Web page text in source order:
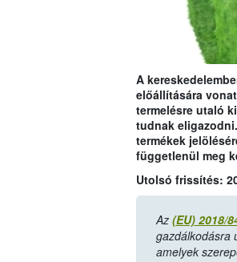
A
előállítására
termelésre utaló
tudnak
termékek
függetlenül meg
Utolsó frissítés:
Az (EU) 2018/
gazdálkodásra
amelyek